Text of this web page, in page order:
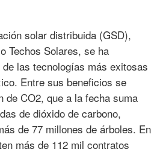
solar distribuida (GSD),
Techos Solares, se ha
las tecnologías más exitosas
Entre sus beneficios se
de CO2, que a la fecha suma
de dióxido de carbono,
de 77 millones de árboles. En
más de 112 mil contratos